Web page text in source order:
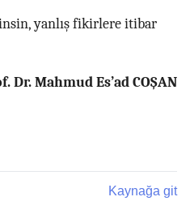
yanlış fikirlere itibar
Dr. Mahmud Es’ad COŞAN
Kaynağa git